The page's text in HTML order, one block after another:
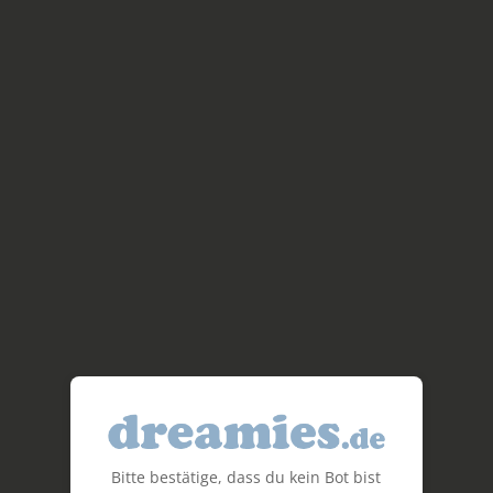
Bitte bestätige, dass du kein Bot bist